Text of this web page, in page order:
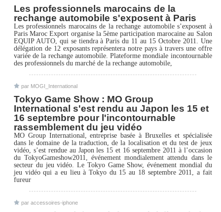
Les professionnels marocains de la
rechange automobile s'exposent à Paris
Les professionnels marocains de la rechange automobile s’exposent à
Paris Maroc Export organise la 5ème participation marocaine au Salon
EQUIP AUTO, qui se tiendra à Paris du 11 au 15 Octobre 2011. Une
délégation de 12 exposants représentera notre pays à travers une offre
variée de la rechange automobile. Plateforme mondiale incontournable
des professionnels du marché de la rechange automobile,
par MOGI_International
Tokyo Game Show : MO Group
International s'est rendu au Japon les 15 et
16 septembre pour l'incontournable
rassemblement du jeu vidéo
MO Group International, entreprise basée à Bruxelles et spécialisée
dans le domaine de la traduction, de la localisation et du test de jeux
vidéo, s’est rendue au Japon les 15 et 16 septembre 2011 à l’occasion
du TokyoGameshow2011, événement mondialement attendu dans le
secteur du jeu vidéo. Le Tokyo Game Show, événement mondial du
jeu vidéo qui a eu lieu à Tokyo du 15 au 18 septembre 2011, a fait
fureur
par accessoires-iphone